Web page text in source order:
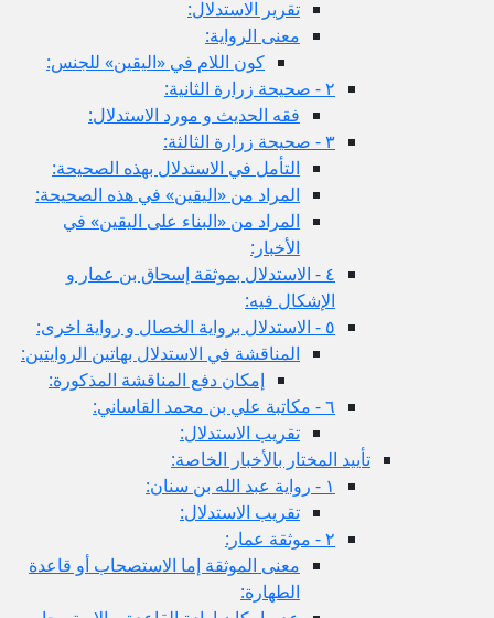
تقرير الاستدلال:
معنى الرواية:
كون اللام في «اليقين» للجنس:
٢ - صحيحة زرارة الثانية:
فقه الحديث و مورد الاستدلال:
٣ - صحيحة زرارة الثالثة:
التأمل في الاستدلال بهذه الصحيحة:
المراد من «اليقين» في هذه الصحيحة:
المراد من «البناء على اليقين» في
الأخبار:
٤ - الاستدلال بموثقة إسحاق بن عمار و
الإشكال فيه:
٥ - الاستدلال برواية الخصال و رواية اخرى:
المناقشة في الاستدلال بهاتين الروايتين:
إمكان دفع المناقشة المذكورة:
٦ - مكاتبة علي بن محمد القاساني:
تقريب الاستدلال:
تأييد المختار بالأخبار الخاصة:
١ - رواية عبد الله بن سنان:
تقريب الاستدلال:
٢ - موثقة عمار:
معنى الموثقة إما الاستصحاب أو قاعدة
الطهارة: